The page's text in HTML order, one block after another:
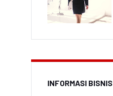
INFORMASI BISNIS